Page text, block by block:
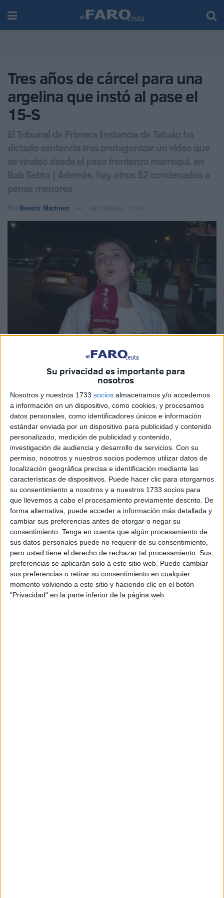
Su privacidad es importante para
nosotros
Nosotros y nuestros 1733 socios almacenamos y/o accedemos
a información en un dispositivo, como cookies, y procesamos
datos personales, como identificadores únicos e información
estándar enviada por un dispositivo para publicidad y contenido
personalizado, medición de publicidad y contenido,
investigación de audiencia y desarrollo de servicios. Con su
permiso, nosotros y nuestros socios podemos utilizar datos de
localización geográfica precisa e identificación mediante las
características de dispositivos. Puede hacer clic para otorgarnos
su consentimiento a nosotros y a nuestros 1733 socios para
que llevemos a cabo el procesamiento previamente descrito. De
forma alternativa, puede acceder a información más detallada y
cambiar sus preferencias antes de otorgar o negar su
consentimiento. Tenga en cuenta que algún procesamiento de
sus datos personales puede no requerir de su consentimiento,
pero usted tiene el derecho de rechazar tal procesamiento. Sus
preferencias se aplicarán solo a este sitio web. Puede cambiar
sus preferencias o retirar su consentimiento en cualquier
momento volviendo a este sitio y haciendo clic en el botón
"Privacidad" en la parte inferior de la página web.
Tres años de cárcel para una
argelina que instó al pase el
15-S
El Tribunal de Primera Instancia de Tetuán ha
dictado sentencia tras protagonizar un vídeo que
se viralizó desde el paso fronterizo marroquí, en
Bab Sebta | Además, hay otros 52 condenados a
penas menores
Por Beatriz Martínez 04/10/2024 - 12:33
Ya hay sentencia. Tres años deprisión.Esa es la
condena que ha impuesto elTribunal de Primera Instancia
de Tetuán para una ciudadanaargelina que instó al pase
a Ceutael pasado15 de septiembre.
El caso de esta mujer fue separado del resto de los
acusados por las mismas actuaciones debido a la
contradicción y discrepancia en sus declaraciones, así
como por su incitación pública a la inmigración colectiva
para entrar ilegalmente en la ciudad de Ceuta desde
Castillejos.
Se comprobó su implicación en la incitación a través de
las redes sociales para entrar de forma masiva en la
ciudad, como así se intentó ese día 15 tanto en incursiones
abortadas por la mañana, tarde y noche.